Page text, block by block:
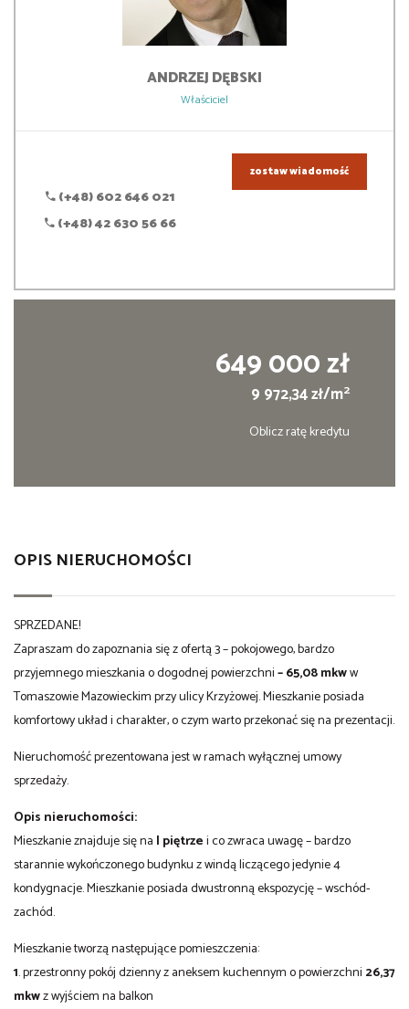
ANDRZEJ DĘBSKI
Właściciel
(+48) 602 646 021
(+48) 42 630 56 66
zostaw wiadomość
649 000 zł
9 972,34 zł/m2
Oblicz ratę kredytu
OPIS NIERUCHOMOŚCI
SPRZEDANE!
Zapraszam do zapoznania się z ofertą 3 – pokojowego, bardzo
przyjemnego mieszkania o dogodnej powierzchni– 65,08 mkww
Tomaszowie Mazowieckim przy ulicy Krzyżowej. Mieszkanie posiada
komfortowy układ i charakter, o czym warto przekonać się na prezentacji.
Nieruchomość prezentowana jest w ramach wyłącznej umowy
sprzedaży.
Opis nieruchomości:
Mieszkanie znajduje się na I piętrzei co zwraca uwagę – bardzo
starannie wykończonego budynku z windą liczącego jedynie 4
kondygnacje. Mieszkanie posiada dwustronną ekspozycję – wschód-
zachód.
Mieszkanie tworzą następujące pomieszczenia:
1. przestronny pokój dzienny z aneksem kuchennym o powierzchni 26,37
mkwz wyjściem na balkon